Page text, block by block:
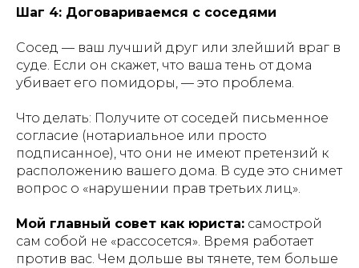
Шаг 4: Договариваемся с соседями
Сосед — ваш лучший друг или злейший враг в
суде. Если он скажет, что ваша тень от дома
убивает его помидоры, — это проблема.
Что делать: Получите от соседей письменное
согласие (нотариальное или просто
подписанное), что они не имеют претензий к
расположению вашего дома. В суде это снимет
вопрос о «нарушении прав третьих лиц».
Мой главный совет как юриста: самострой
сам собой не «рассосется». Время работает
против вас. Чем дольше вы тянете, тем больше